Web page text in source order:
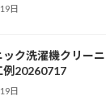
日
ック洗濯機クリーニ
例20260717
日